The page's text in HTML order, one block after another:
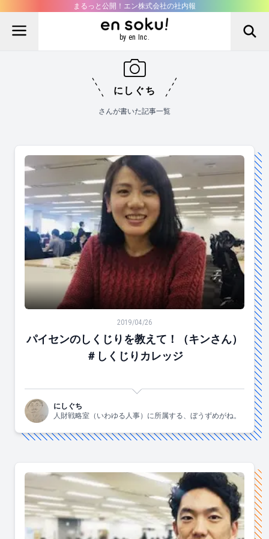
まるっと公開！エン株式会社の社内報
by en Inc.
にしぐち
さんが書いた記事一覧
パイセンのしくじりを教えて！（キンさん）＃しくじり
2019/04/26
パイセンのしくじりを教えて！（キンさん）
＃しくじりカレッジ
にしぐち
人財戦略室（いわゆる人事）に所属する、ぼうずめがね。